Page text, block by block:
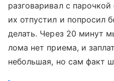
разговаривал с
их отпустил и попросил
делать. Через 20 минут
лома нет приема, и
небольшая, но сам факт